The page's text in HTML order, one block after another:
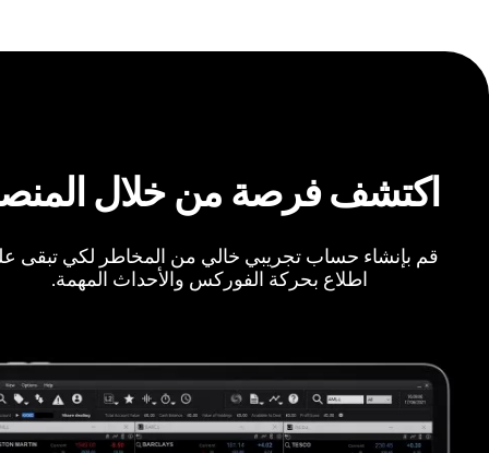
اكتشف فرصة من خلال
قم بإنشاء حساب تجريبي خالي من المخاطر لكي تبقى
اطلاع بحركة الفوركس والأحداث المهمة.